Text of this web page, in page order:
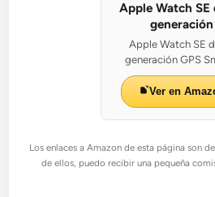
Apple Watch SE
generación
Apple Watch SE
generación GPS
Ver en
Los enlaces a Amazon de esta página son
de ellos, puedo recibir una pequeña